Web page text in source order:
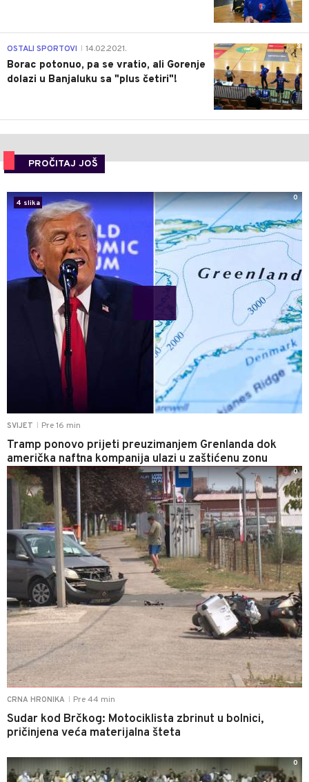
3
OSTALI SPORTOVI 14.02.2021.
Borac potonuo, pa se vratio, ali Gorenje
dolazi u Banjaluku sa "plus četiri"!
PROČITAJ JOŠ
SVIJET Pre 16 min
Tramp ponovo prijeti preuzimanjem Grenlanda dok
američka naftna kompanija ulazi u zaštićenu zonu
4 slika
0
CRNA HRONIKA Pre 44 min
Sudar kod Brčkog: Motociklista zbrinut u bolnici,
pričinjena veća materijalna šteta
0
0